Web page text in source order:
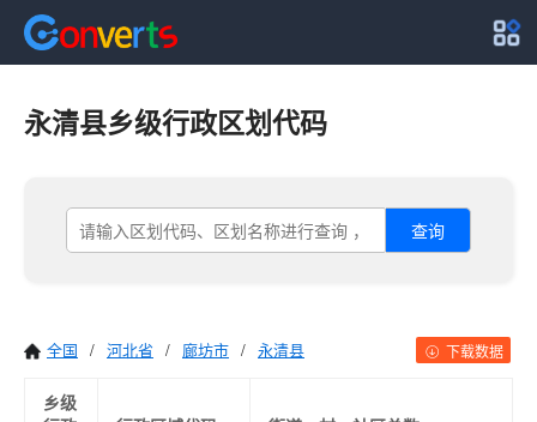
永清县乡级行政区划代码
查询
全国 / 河北省 / 廊坊市 / 永清县 下载数据
乡级